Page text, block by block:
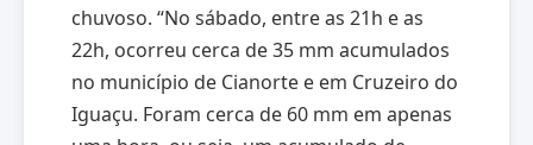
chuvoso. “No sábado, entre as 21h e as
22h, ocorreu cerca de 35 mm acumulados
no município de Cianorte e em Cruzeiro do
Iguaçu. Foram cerca de 60 mm em apenas